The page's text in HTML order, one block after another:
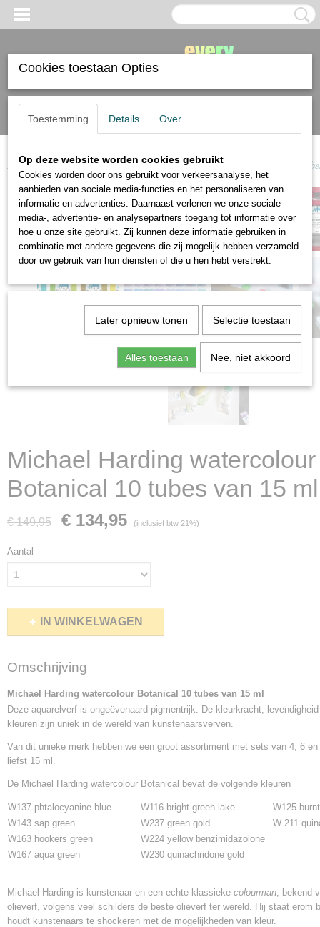
Inloggen Registreren
Home>Michael Harding>Michael Harding watercolour Botanical 10
Michael Harding watercolour
Botanical 10 tubes van 15 ml
€ 149,95 € 134,95 (inclusief btw 21%)
Aantal
IN WINKELWAGEN
Omschrijving
Michael Harding watercolour Botanical 10 tubes van 15 ml
Deze aquarelverf is ongeëvenaard pigmentrijk. De kleurkracht,
kleuren zijn uniek in de wereld van kunstenaarsverven.
Van dit unieke merk hebben we een groot assortiment met sets van 4, 6
liefst 15 ml.
De Michael Harding watercolour Botanical bevat de volgende kleuren
W137 phtalocyanine blue W116 bright green lake
W125
W143 sap green
W237 green gold
W 211
W163 hookers green
W224 yellow benzimidazolone
W167 aqua green
W230 quinachridone gold
Michael Harding is kunstenaar en een echte klassieke colourman, bekend
olieverf, volgens veel schilders de beste olieverf ter wereld. Hij staat erom
houdt kunstenaars te shockeren met de mogelijkheden van kleur.
Cookies toestaan Opties
Toestemming Details Over
Op deze website worden cookies gebruikt
Cookies worden door ons gebruikt voor verkeersanalyse, het
aanbieden van sociale media-functies en het personaliseren van
informatie en advertenties. Daarnaast verlenen we onze sociale
media-, advertentie- en analysepartners toegang tot informatie over
hoe u onze site gebruikt. Zij kunnen deze informatie gebruiken in
combinatie met andere gegevens die zij mogelijk hebben verzameld
door uw gebruik van hun diensten of die u hen hebt verstrekt.
Later opnieuw tonen Selectie toestaan
Alles toestaan Nee, niet akkoord